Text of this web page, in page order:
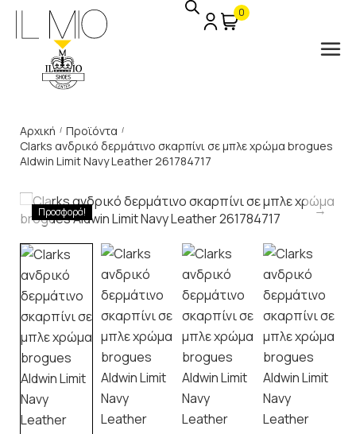
0
Αρχική / Προϊόντα /
Clarks ανδρικό δερμάτινο σκαρπίνι σε μπλε χρώμα brogues
Aldwin Limit Navy Leather 261784717
Προσφορά!